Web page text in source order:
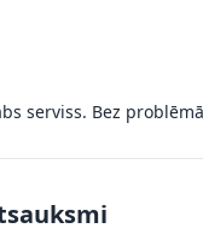
serviss. Bez